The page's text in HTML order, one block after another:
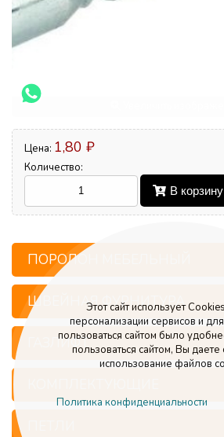
Этот сайт использует
персонализации сервисов и
пользоваться сайтом было
пользоваться сайтом, Вы даете
использование файлов
Политика конфиденциальности
Цена: 1,80 ₽
Количество:
В корзину
ПОРОЛОН МЕБЕЛЬНЫЙ
ШВЕЙНАЯ ФУРНИТУРА
ГАЗЛИФТ